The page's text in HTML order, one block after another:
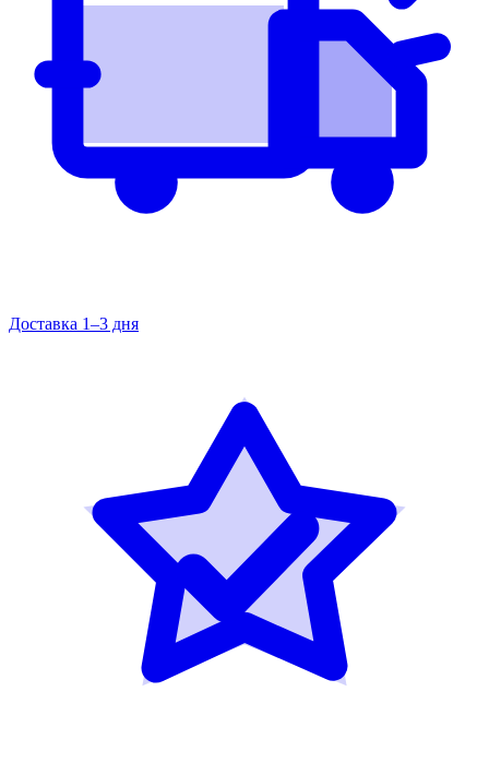
Доставка 1–3 дня